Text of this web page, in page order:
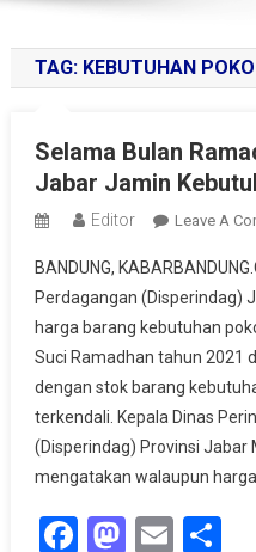
TAG: KEBUTUHAN
Selama Bulan
Jabar Jamin
Editor Leave A
BANDUNG,
Perdagangan (Disperindag)
harga barang kebutuhan
Suci Ramadhan tahun 2021
dengan stok barang
terkendali. Kepala Dinas
(Disperindag) Provinsi Jabar
mengatakan walaupun
Facebook
Email